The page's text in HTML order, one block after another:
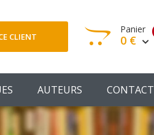
CLIENT
Panier
0 €
est vide
AUTEURS CONTACT